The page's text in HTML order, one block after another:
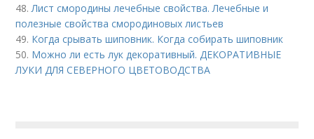
48.Лист смородины лечебные свойства. Лечебные и
полезные свойства смородиновых листьев
49. Когда срывать шиповник. Когда собирать шиповник
50. Можно ли есть лук декоративный. ДЕКОРАТИВНЫЕ
ЛУКИ ДЛЯ СЕВЕРНОГО ЦВЕТОВОДСТВА